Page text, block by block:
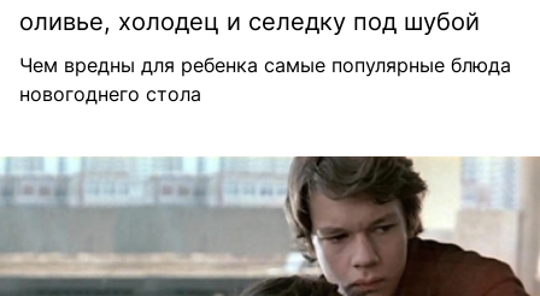
оливье, холодец и селедку под шубой
Чем вредны для ребенка самые популярные блюда
новогоднего стола